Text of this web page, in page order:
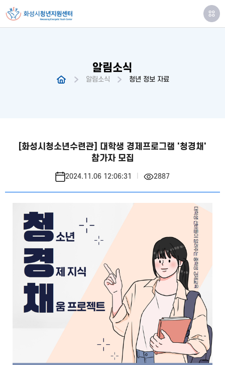
알림소식
알림소식 청년 정보 자료
[화성시청소년수련관] 대학생 경제프로그램 '청경채'
참가자 모집
2024.11.06 12:06:31 2887